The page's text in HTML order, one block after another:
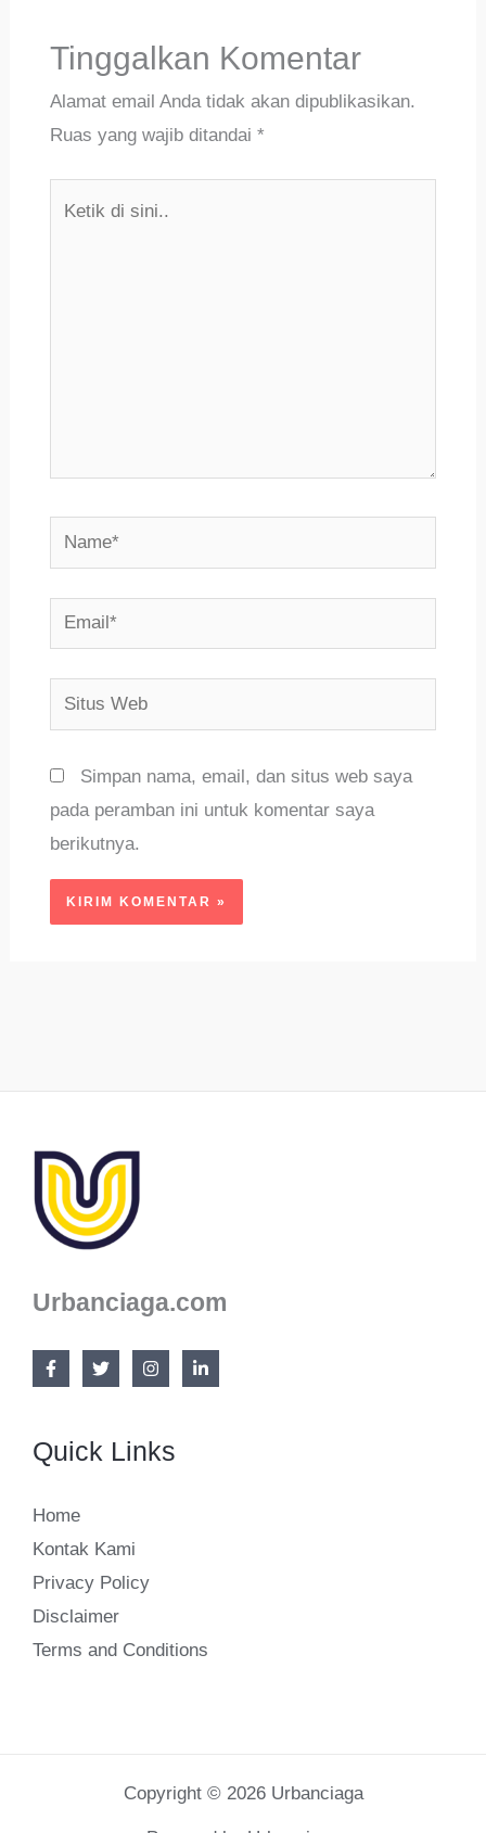
Tinggalkan Komentar
Alamat email Anda tidak akan dipublikasikan.
Ruas yang wajib ditandai *
Name*
Email*
Situs
Web
Simpan nama, email, dan situs web saya
pada peramban ini untuk komentar saya
berikutnya.
Urbanciaga.com
Quick Links
Home
Kontak Kami
Privacy Policy
Disclaimer
Terms and Conditions
Copyright © 2026 Urbanciaga